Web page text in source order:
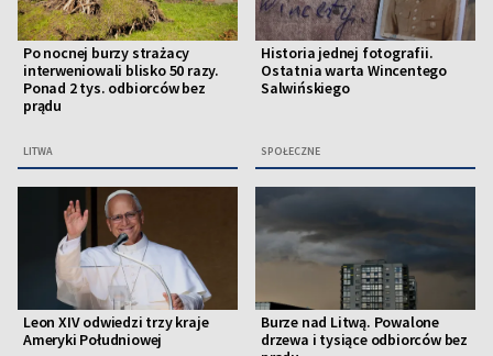
Po nocnej burzy strażacy
interweniowali blisko 50 razy.
Ponad 2 tys. odbiorców bez
prądu
LITWA
Historia jednej fotografii.
Ostatnia warta Wincentego
Salwińskiego
SPOŁECZNE
Leon XIV odwiedzi trzy kraje
Ameryki Południowej
Burze nad Litwą. Powalone
drzewa i tysiące odbiorców bez